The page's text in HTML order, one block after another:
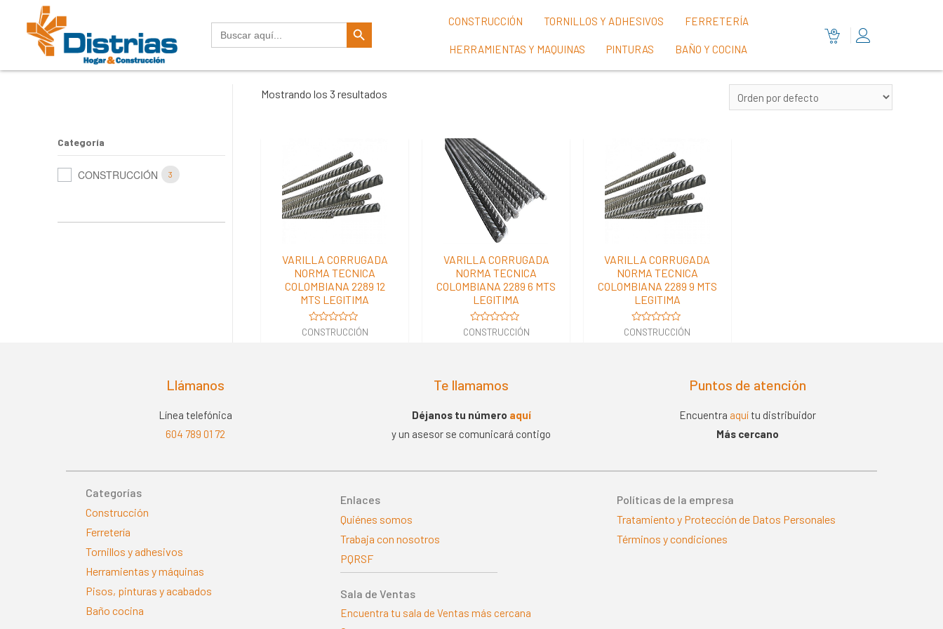
Buscar: Botón De Búsqueda CONSTRUCCIÓN TORNILLOS Y ADHESIVOS FERRETERÍA
HERRAMIENTAS Y MAQUINAS PINTURAS BAÑO Y COCINA
Categoría
CONSTRUCCIÓN 3
Mostrando los 3 resultados
VARILLA CORRUGADA
NORMA TECNICA
COLOMBIANA 2289 12
MTS LEGITIMA
Valorado
CONSTRUCCIÓN
VARILLA CORRUGADA
NORMA TECNICA
COLOMBIANA 2289 6 MTS
LEGITIMA
Valorado
CONSTRUCCIÓN
VARILLA CORRUGADA
NORMA TECNICA
COLOMBIANA 2289 9 MTS
LEGITIMA
Valorado
CONSTRUCCIÓN
Llámanos
Línea telefónica
604 789 01 72
Te llamamos
Déjanos tu número aquí
y un asesor se comunicará contigo
Puntos de atención
Encuentra aquítu distribuidor
Más cercano
Categorías
Construcción
Ferretería
Tornillos y adhesivos
Herramientas y máquinas
Pisos, pinturas y acabados
Baño cocina
Enlaces
Quiénes somos
Trabaja con nosotros
PQRSF
Sala de Ventas
Encuentra tu sala de Ventas más cercana
Políticas de la empresa
Tratamiento y Protección de Datos Personales
Términos y condiciones